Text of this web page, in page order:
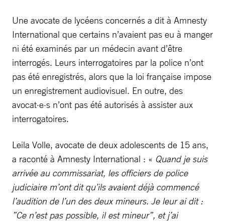
Une avocate de lycéens concernés a dit à Amnesty
International que certains n’avaient pas eu à manger
ni été examinés par un médecin avant d’être
interrogés. Leurs interrogatoires par la police n’ont
pas été enregistrés, alors que la loi française impose
un enregistrement audiovisuel. En outre, des
avocat·e·s n’ont pas été autorisés à assister aux
interrogatoires.
Leila Volle, avocate de deux adolescents de 15 ans,
a raconté à Amnesty International : « Quand je suis
arrivée au commissariat, les officiers de police
judiciaire m’ont dit qu’ils avaient déjà commencé
l’audition de l’un des deux mineurs. Je leur ai dit :
”Ce n’est pas possible, il est mineur”, et j’ai